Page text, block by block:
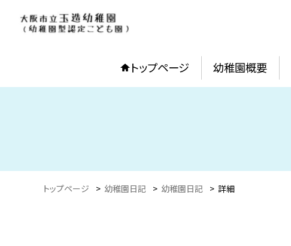
トップページ 幼稚園概要
トップページ > 幼稚園日記 > 幼稚園日記 > 詳細